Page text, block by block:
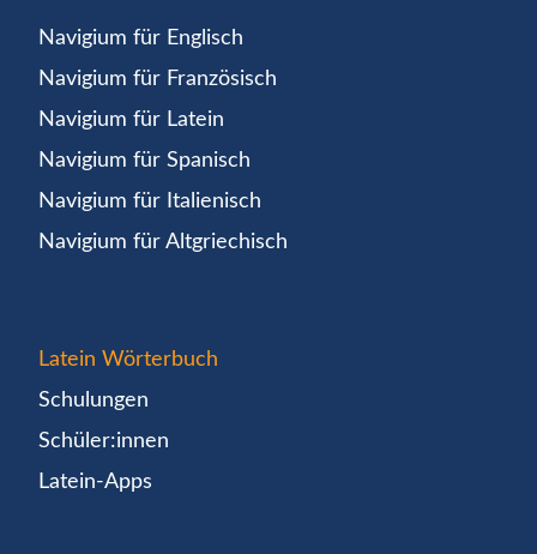
Navigium für Englisch
Navigium für Französisch
Navigium für Latein
Navigium für Spanisch
Navigium für Italienisch
Navigium für Altgriechisch
Latein Wörterbuch
Schulungen
Schüler:innen
Latein-Apps